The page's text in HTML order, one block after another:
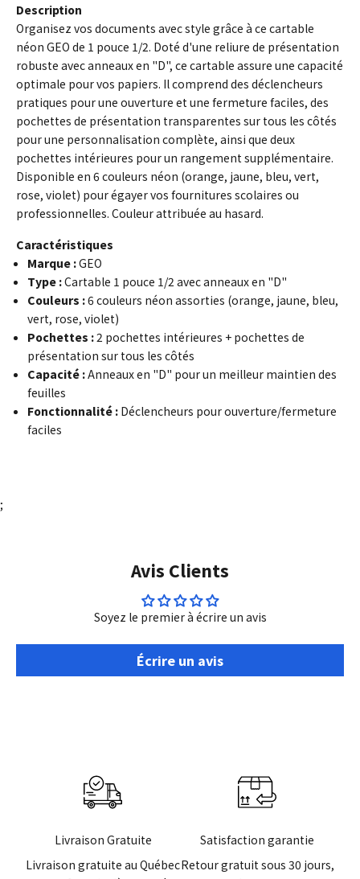
Description
Organisez vos documents avec style grâce à ce cartable
néon GEO de 1 pouce 1/2. Doté d'une reliure de présentation
robuste avec anneaux en "D", ce cartable assure une capacité
optimale pour vos papiers. Il comprend des déclencheurs
pratiques pour une ouverture et une fermeture faciles, des
pochettes de présentation transparentes sur tous les côtés
pour une personnalisation complète, ainsi que deux
pochettes intérieures pour un rangement supplémentaire.
Disponible en 6 couleurs néon (orange, jaune, bleu, vert,
rose, violet) pour égayer vos fournitures scolaires ou
professionnelles. Couleur attribuée au hasard.
Caractéristiques
Marque :GEO
Type :Cartable 1 pouce 1/2 avec anneaux en "D"
Couleurs :6 couleurs néon assorties (orange, jaune, bleu,
vert, rose, violet)
Pochettes :2 pochettes intérieures + pochettes de
présentation sur tous les côtés
Capacité :Anneaux en "D" pour un meilleur maintien des
feuilles
Fonctionnalité : Déclencheurs pour ouverture/fermeture
faciles
;
Avis Clients
Soyez le premier à écrire un avis
Écrire un avis
Livraison Gratuite
Livraison gratuite au Québec
Satisfaction garantie
Retour gratuit sous 30 jours,